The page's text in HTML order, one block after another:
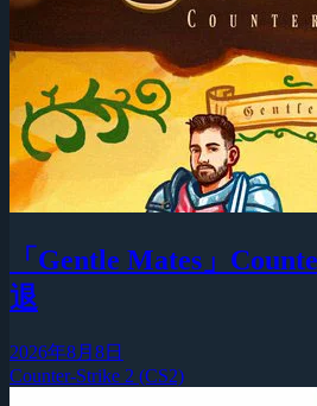
「Gentle Mates」
退
2026年8月8日
Counter-Strike 2 (CS2)